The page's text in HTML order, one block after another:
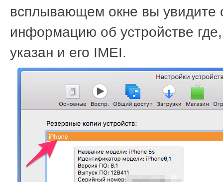
всплывающем окне вы увидите
информацию об устройстве
указан и его IMEI.